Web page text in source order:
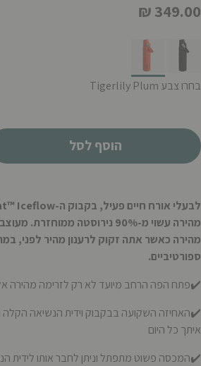
₪ 349.00
selected בחרו צבע Tigerlily Plum
הוסף לסל
מהירה עשוי מ-90% נירוסטה
מהירה כאשר אתה זקוק לרענון מהיר לפני,
ספורטיביים.
✔️פתח הפה הרחב מיועד לא רק לזרימה מהירה
✔️האחיזה השקועה בבקבוק וידית הנשיאה הקלה
איתך כל היום
✔️המכסה פשוט מתפתל וניתן לחבר אותו לידית